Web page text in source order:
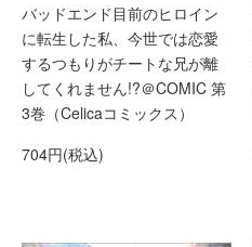
バッドエンド目前のヒロイン
に転生した私、今世では恋愛
するつもりがチートな兄が離
してくれません!?＠COMIC 第
3巻（Celicaコミックス）
704円(税込)